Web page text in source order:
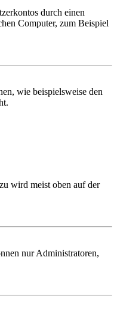
durch einen
Computer, zum Beispiel
wie beispielsweise den
wird meist oben auf der
nur Administratoren,